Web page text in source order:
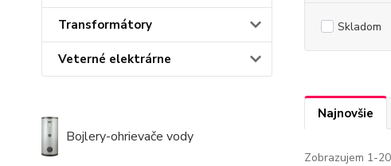
Transformátory
Veterné elektrárne
Bojlery-ohrievače vody
Skladom
Najnovšie
Zobrazujem 1-